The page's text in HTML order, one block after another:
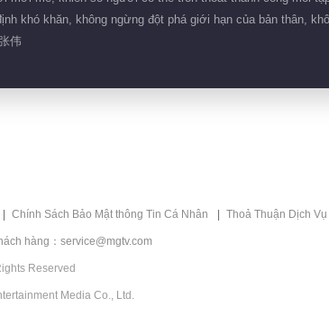
khó khăn, không ngừng đột phá giới hạn của bản thân,
伟
Chính Sách Bảo Mật thông Tin Cá Nhân Thoả Thuận Dịch Vụ
hàng：service@mgtv.com
Reserved
Media Co., Ltd.